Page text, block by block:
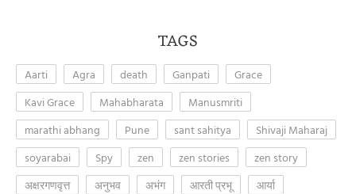
TAGS
Aarti Agra death Ganpati
Grace
Kavi Grace
Mahabharata
Manusmriti
marathi abhang
Pune sant sahitya
Shivaji Maharaj
soyarabai
Spy zen zen stories
zen story
अक्षरगणवृत्त
अनुभव अभंग आरती प्रभू
आर्या